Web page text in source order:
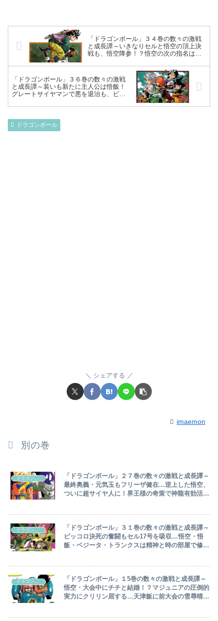
「ドラゴンボール」３４巻の数々の激戦
と成長譚～いきなりセルと悟空の頂上決
戦も、悟空降参！？悟空の次の指名はな
ニアを瞬殺し…～
「ドラゴンボール」３６巻の数々の激戦
と成長譚～装いも新たに主人公は悟飯！
グレートサイヤマンで悪を退治も、ビー
集結～
ドラゴンボール
シェアする
imaemon
別の巻
ドラゴンボール
「ドラゴンボール」２７巻の数々の激戦と成長譚～
最終奥義・元気玉もフリーザ健在…逆上した悟空、
ついに超サイヤ人に！界王様の奇策で神龍有効活
「ドラゴンボール」３１巻の数々の激戦と成長譚～
ピッコロ決死の奮闘もセル17号を吸収…悟空・悟
飯・ベジータ・トランクスは精神と時の部屋で修行
「ドラゴンボール」１5巻の数々の激戦と成長譚～
悟空・大会中にチチと結婚！？マジュニアの圧倒的
実力にクリリン屈する…天津飯に前大会の雪辱晴ら